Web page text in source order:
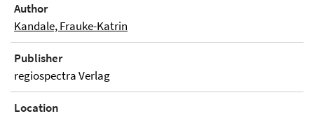
Author
Kandale, Frauke-Katrin
Publisher
regiospectra Verlag
Location